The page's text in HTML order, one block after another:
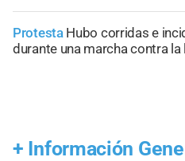
Protesta Hubo corridas e
durante una marcha contra
+ Información